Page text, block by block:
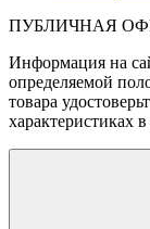
ПУБЛИЧНАЯ
Информация на
определяемой
товара
характеристиках